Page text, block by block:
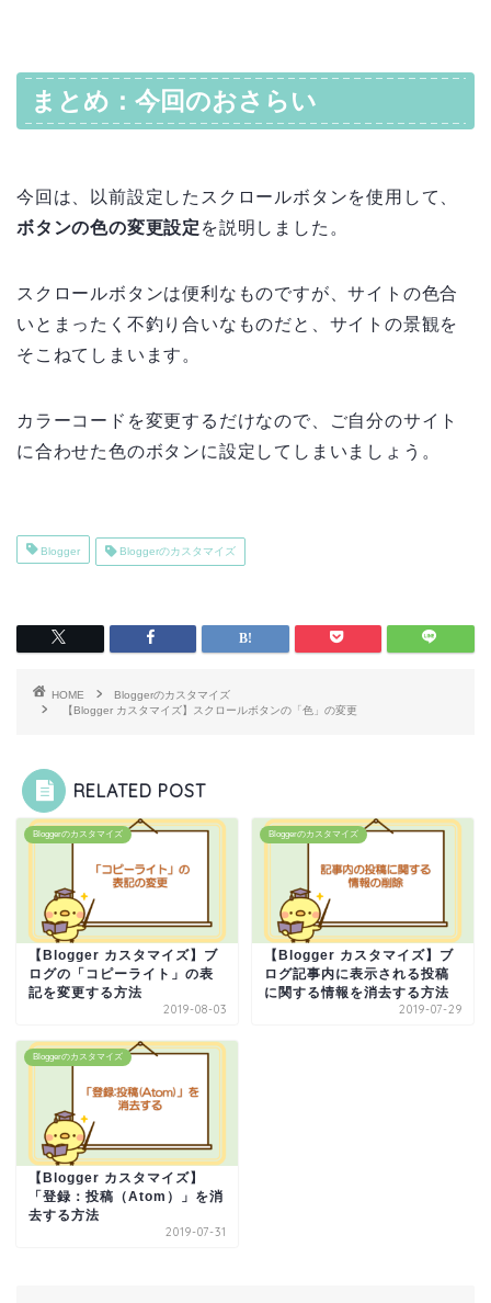
まとめ：今回のおさらい
今回は、以前設定したスクロールボタンを使用して、
ボタンの色の変更設定 を説明しました。
スクロールボタンは便利なものですが、サイトの色合
いとまったく不釣り合いなものだと、サイトの景観を
そこねてしまいます。
カラーコードを変更するだけなので、ご自分のサイト
に合わせた色のボタンに設定してしまいましょう。
Blogger Bloggerのカスタマイズ
HOME
Bloggerのカスタマイズ
【Blogger カスタマイズ】スクロールボタンの「色」の変更
RELATED POST
Bloggerのカスタマイズ
【Blogger カスタマイズ】ブ
ログの「コピーライト」の表
記を変更する方法
2019-08-03
Bloggerのカスタマイズ
【Blogger カスタマイズ】ブ
ログ記事内に表示される投稿
に関する情報を消去する方法
2019-07-29
Bloggerのカスタマイズ
【Blogger カスタマイズ】
「登録：投稿（Atom）」を消
去する方法
2019-07-31